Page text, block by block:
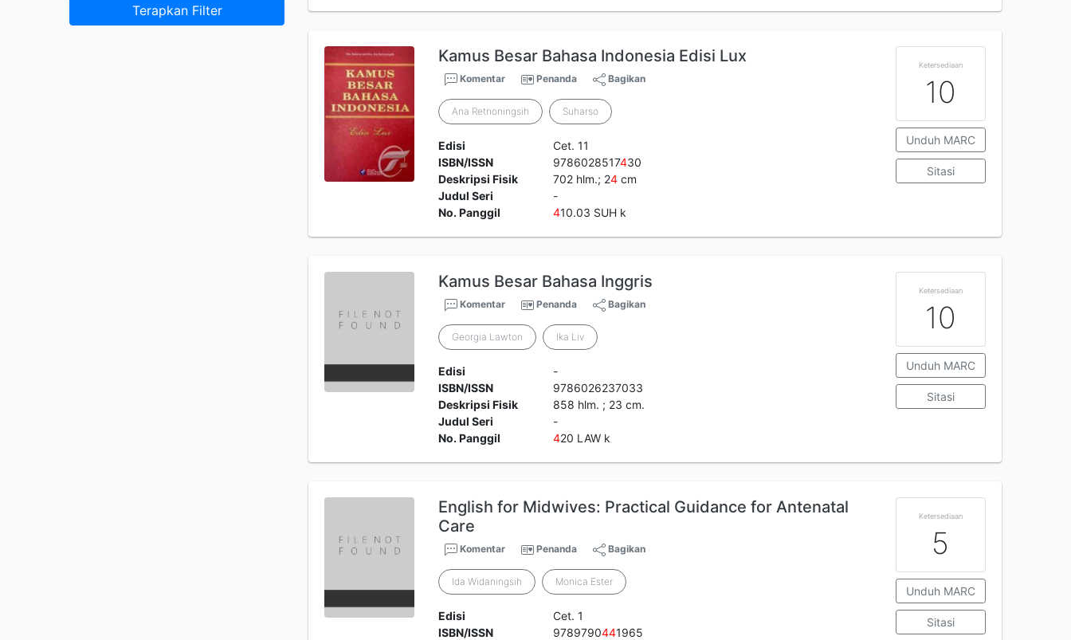
Terapkan Filter
Kamus Besar Bahasa Indonesia Edisi Lux
Komentar Penanda Bagikan
Ana Retnoningsih Suharso
Edisi
Cet. 11
ISBN/ISSN
9786028517430
Deskripsi Fisik
702 hlm.; 24cm
Judul Seri
-
No. Panggil
410.03 SUH k
Ketersediaan
10
Unduh MARC
Sitasi
Kamus Besar Bahasa Inggris
Komentar Penanda Bagikan
Georgia Lawton Ika Liv
Edisi
-
ISBN/ISSN
9786026237033
Deskripsi Fisik
858 hlm. ; 23 cm.
Judul Seri
-
No. Panggil
420 LAW k
Ketersediaan
10
Unduh MARC
Sitasi
English for Midwives: Practical Guidance for Antenatal
Care
Komentar Penanda Bagikan
Ida Widaningsih Monica Ester
Edisi
Cet. 1
ISBN/ISSN
9789790441965
Ketersediaan
5
Unduh MARC
Sitasi